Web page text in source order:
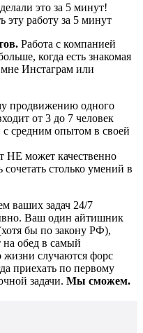
это за 5 минут!
эту работу за 5 минут
Работа с компанией
когда есть знакомая
мне Инстаграм или
продвижению одного
от 3 до 7 человек
средним опытом в своей
НЕ может качественно
сочетать столько умений в
ваших задач 24/7
Ваш один айтишник
бы по закону РФ),
обед в самый
случаются форс
приехать по первому
задачи. Мы сможем.